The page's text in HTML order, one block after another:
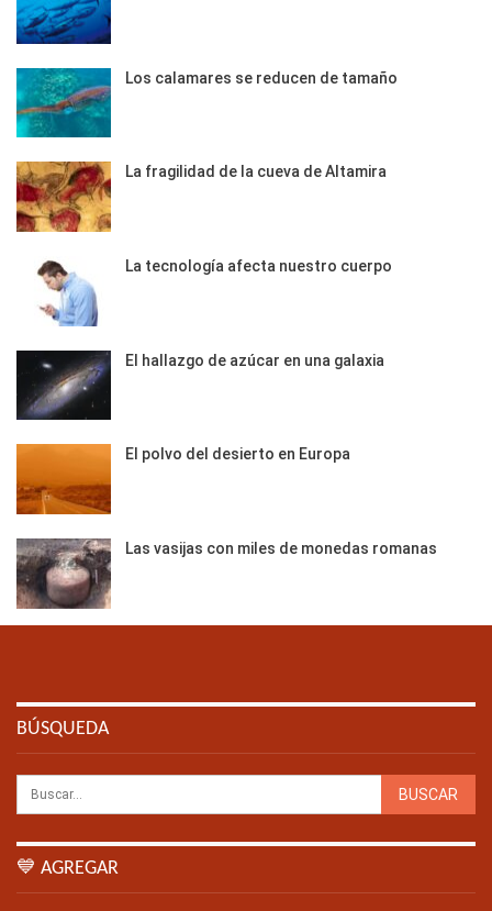
Los calamares se reducen de tamaño
La fragilidad de la cueva de Altamira
La tecnología afecta nuestro cuerpo
El hallazgo de azúcar en una galaxia
El polvo del desierto en Europa
Las vasijas con miles de monedas romanas
BÚSQUEDA
💙 AGREGAR